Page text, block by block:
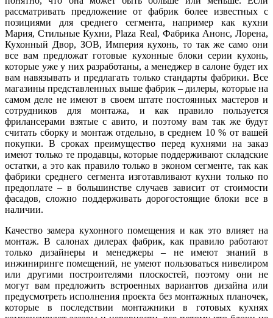
рассматривать предложение от фабрик более известных с
позициями для среднего сегмента, например как кухни
Мария, Стильные Кухни, Plaza Real, Фабрика Анонс, Лорена,
Кухонный Двор, ЗОВ, Империя кухонь, то так же само они
все вам предложат готовые кухонные блоки серии кухонь,
которые уже у них разработаны, а менеджер в салоне будет их
вам навязывать и предлагать только стандарты фабрики. Все
магазины представленных выше фабрик – дилеры, которые на
самом деле не имеют в своем штате постоянных мастеров и
сотрудников для монтажа, и как правило пользуется
фрилансерами взятые с авито, и поэтому вам так же будут
считать сборку и монтаж отдельно, в среднем 10 % от вашей
покупки. В сроках преимущество перед кухнями на заказ
имеют только те продавцы, которые поддерживают складские
остатки, а это как правило только в эконом сегменте, так как
фабрики среднего сегмента изготавливают кухни только по
предоплате – в большинстве случаев зависит от стоимости
фасадов, сложно поддерживать дорогостоящие блоки все в
наличии.
Качество замера кухонного помещения и как это влияет на
монтаж. В салонах дилерах фабрик, как правило работают
только дизайнеры и менеджеры – не имеют знаний в
инжиниринге помещений, не умеют пользоваться нивелиром
или другими построителями плоскостей, поэтому они не
могут вам предложить встроенных вариантов дизайна или
предусмотреть исполнения проекта без монтажных планочек,
которые в последствии монтажники в готовых кухнях